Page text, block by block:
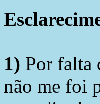
1) Por falta
não me foi